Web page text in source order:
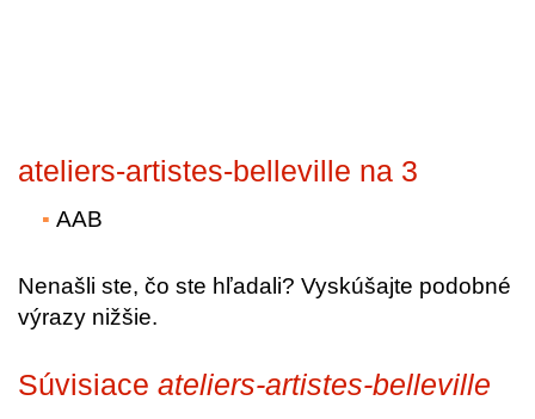
ateliers-artistes-belleville na 3
AAB
Nenašli ste, čo ste hľadali? Vyskúšajte podobné
výrazy nižšie.
Súvisiace ateliers-artistes-belleville